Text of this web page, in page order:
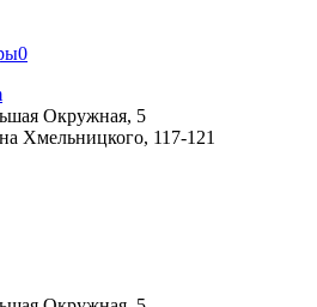
0
Окружная, 5
Хмельницкого, 117-121